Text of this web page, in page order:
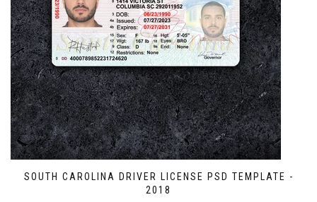
SOUTH CAROLINA DRIVER LICENSE PSD TEMPLATE -
2018